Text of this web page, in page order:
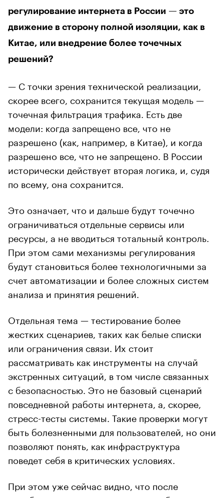
регулирование интернета в России — это
движение в сторону полной изоляции, как в
Китае, или внедрение более точечных
решений?
— С точки зрения технической реализации,
скорее всего, сохранится текущая модель —
точечная фильтрация трафика. Есть две
модели: когда запрещено все, что не
разрешено (как, например, в Китае), и когда
разрешено все, что не запрещено. В России
исторически действует вторая логика, и, судя
по всему, она сохранится.
Это означает, что и дальше будут точечно
ограничиваться отдельные сервисы или
ресурсы, а не вводиться тотальный контроль.
При этом сами механизмы регулирования
будут становиться более технологичными за
счет автоматизации и более сложных систем
анализа и принятия решений.
Отдельная тема — тестирование более
жестких сценариев, таких как белые списки
или ограничения связи. Их стоит
рассматривать как инструменты на случай
экстренных ситуаций, в том числе связанных
с безопасностью. Это не базовый сценарий
повседневной работы интернета, а, скорее,
стресс-тесты системы. Такие проверки могут
быть болезненными для пользователей, но они
позволяют понять, как инфраструктура
поведет себя в критических условиях.
При этом уже сейчас видно, что после